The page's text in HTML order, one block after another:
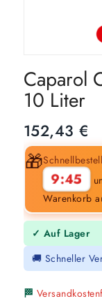
Caparol
10 Liter
152,43€
🎁
9:44
Warenkorb
✓ Auf Lager
🚚 Schneller
🏁